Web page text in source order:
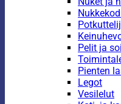
Pelit ja
Pienten
Legot
Vesilelut